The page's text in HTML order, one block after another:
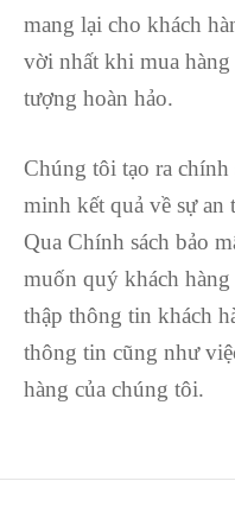
mang lại cho khách
vời nhất khi mua
tượng hoàn hảo.
Chúng tôi tạo ra chính
minh kết quả về sự an
Qua Chính sách bảo
muốn quý khách
thập thông tin khách
thông tin cũng như
hàng của chúng tôi.